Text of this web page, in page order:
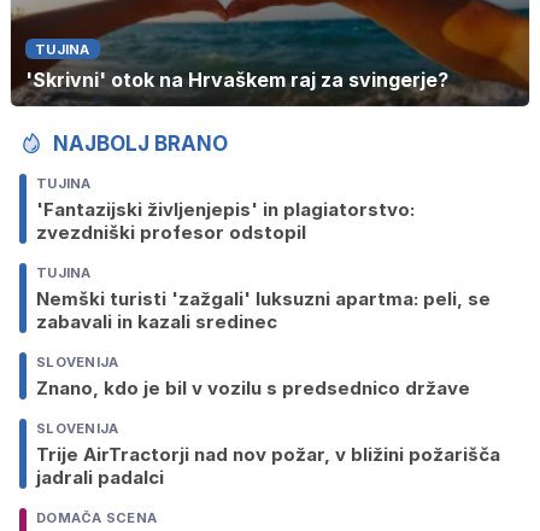
TUJINA
'Skrivni' otok na Hrvaškem raj za svingerje?
NAJBOLJ BRANO
TUJINA
'Fantazijski življenjepis' in plagiatorstvo:
zvezdniški profesor odstopil
TUJINA
Nemški turisti 'zažgali' luksuzni apartma: peli, se
zabavali in kazali sredinec
SLOVENIJA
Znano, kdo je bil v vozilu s predsednico države
SLOVENIJA
Trije AirTractorji nad nov požar, v bližini požarišča
jadrali padalci
DOMAČA SCENA